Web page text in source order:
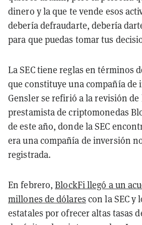
dinero y la que te vende esos
debería defraudarte, debería
para que puedas tomar tus
La SEC tiene reglas en términos
que constituye una compañía de
Gensler se refirió a la revisión de
prestamista de criptomonedas
de este año, donde la SEC
era una compañía de inversión
registrada.
En febrero,BlockFi llegó a un
millones de dólares con la SEC y
estatales por ofrecer altas tasas